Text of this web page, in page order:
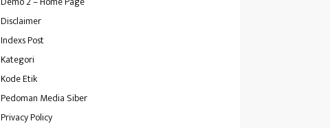
Disclaimer
Indexs Post
Kategori
Kode Etik
Pedoman Media Siber
Privacy Policy